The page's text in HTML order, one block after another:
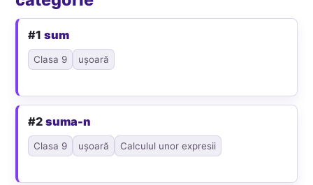
#1sum
Clasa 9 ușoară
#2suma-n
Clasa 9 ușoară Calculul unor expresii